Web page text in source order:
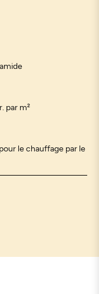
par m²
le chauffage par le